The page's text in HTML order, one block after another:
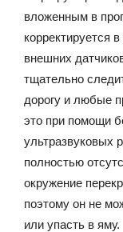
вложенным в
корректируется
внешних
тщательно
дорогу и любые
это при помощи
ультразвуковых
полностью
окружение
поэтому он не
или упасть в яму.